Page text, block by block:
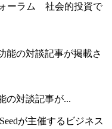
ーラム 社会的投資で
の対談記事が...